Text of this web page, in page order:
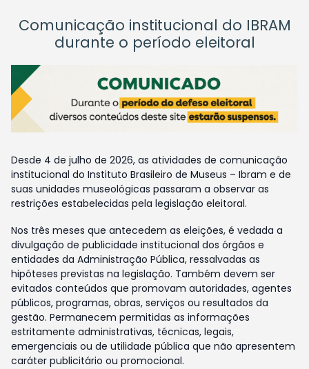
Comunicação institucional do IBRAM
durante o período eleitoral
Desde 4 de julho de 2026, as atividades de comunicação
institucional do Instituto Brasileiro de Museus – Ibram e de
suas unidades museológicas passaram a observar as
restrições estabelecidas pela legislação eleitoral.
Nos três meses que antecedem as eleições, é vedada a
divulgação de publicidade institucional dos órgãos e
entidades da Administração Pública, ressalvadas as
hipóteses previstas na legislação. Também devem ser
evitados conteúdos que promovam autoridades, agentes
públicos, programas, obras, serviços ou resultados da
gestão. Permanecem permitidas as informações
estritamente administrativas, técnicas, legais,
emergenciais ou de utilidade pública que não apresentem
caráter publicitário ou promocional.